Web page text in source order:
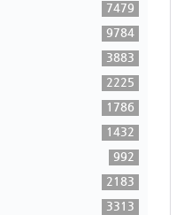
7479
9784
3883
2225
1786
1432
992
2183
3313